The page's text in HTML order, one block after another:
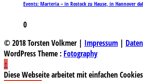
Events: Marteria – in Rostock zu Hause, in Hannover
0
© 2018 Torsten Volkmer | Impressum |
WordPress Theme : Fotography
↑
Diese Webseite arbeitet mit einfachen